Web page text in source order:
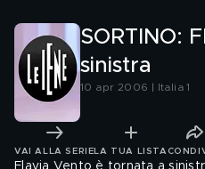
SORTINO:
sinistra
10 apr 2006 | Italia 1
VAI ALLA SERIE LA TUA LISTA
Flavia Vento è tornata a